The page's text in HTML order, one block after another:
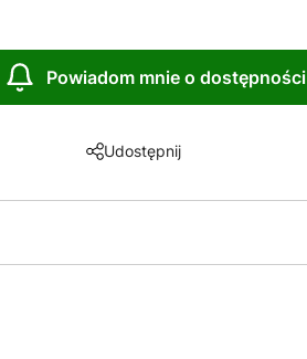
Powiadom mnie o dostępności
Udostępnij